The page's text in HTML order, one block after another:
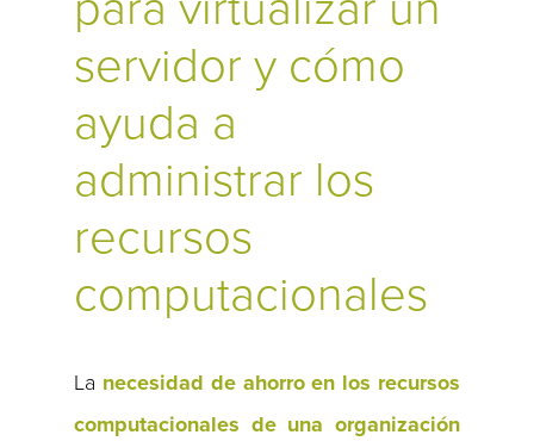
servidor y cómo
ayuda a
administrar los
recursos
computacionales
La necesidad de ahorro en los recursos
computacionales de una organización